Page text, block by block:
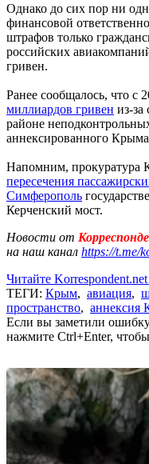
Однако до сих пор ни
финансовой
штрафов только
российских
гривен.
Ранее сообщалось, что с
миллиардов гривен из-за
районе
аннексированного
Напомним, прокуратура
пересечения
Симферополь
Керченский мост.
Новости от
на наш канал https://t.me/
Читайте
ТЕГИ: Крым, авиация,
пространство, аннексия
Если вы заметили
нажмите Ctrl+Enter,